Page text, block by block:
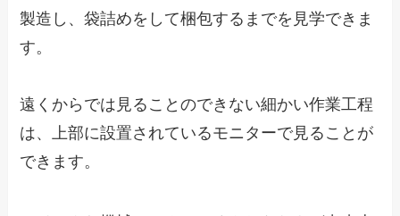
製造し、袋詰めをして梱包するまでを見学できま
す。
遠くからでは見ることのできない細かい作業工程
は、上部に設置されているモニターで見ることが
できます。